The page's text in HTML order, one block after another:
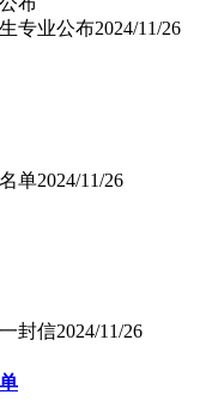
专业公布2024/11/26
单2024/11/26
封信2024/11/26